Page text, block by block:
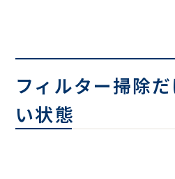
フィルター掃除
い状態